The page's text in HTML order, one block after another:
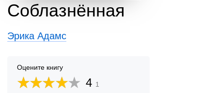
Соблазнённая
Эрика Адамс
Оцените книгу
4 1